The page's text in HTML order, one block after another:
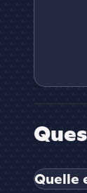
Quelle